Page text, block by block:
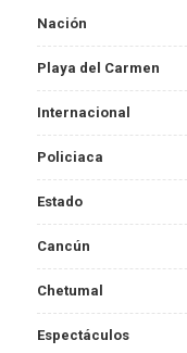
Nación
Playa del Carmen
Internacional
Policiaca
Estado
Cancún
Chetumal
Espectáculos